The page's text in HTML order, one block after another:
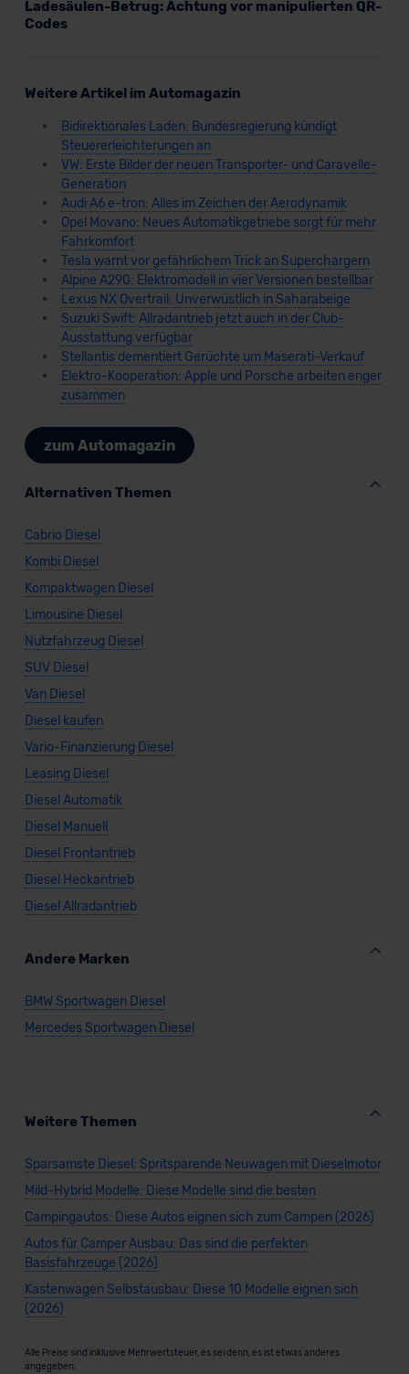
Ladesäulen-Betrug: Achtung vor manipulierten QR-
Codes
Weitere Artikel im Automagazin
Bidirektionales Laden: Bundesregierung kündigt
Steuererleichterungen an
VW: Erste Bilder der neuen Transporter- und Caravelle-
Generation
Audi A6 e-tron: Alles im Zeichen der Aerodynamik
Opel Movano: Neues Automatikgetriebe sorgt für mehr
Fahrkomfort
Tesla warnt vor gefährlichem Trick an Superchargern
Alpine A290: Elektromodell in vier Versionen bestellbar
Lexus NX Overtrail: Unverwüstlich in Saharabeige
Suzuki Swift: Allradantrieb jetzt auch in der Club-
Ausstattung verfügbar
Stellantis dementiert Gerüchte um Maserati-Verkauf
Elektro-Kooperation: Apple und Porsche arbeiten enger
zusammen
zum Automagazin
Alternativen Themen
Cabrio Diesel
Kombi Diesel
Kompaktwagen Diesel
Limousine Diesel
Nutzfahrzeug Diesel
SUV Diesel
Van Diesel
Diesel kaufen
Vario-Finanzierung Diesel
Leasing Diesel
Diesel Automatik
Diesel Manuell
Diesel Frontantrieb
Diesel Heckantrieb
Diesel Allradantrieb
Andere Marken
BMW Sportwagen Diesel
Mercedes Sportwagen Diesel
Weitere Themen
Sparsamste Diesel: Spritsparende Neuwagen mit Dieselmotor
Mild-Hybrid Modelle: Diese Modelle sind die besten
Campingautos: Diese Autos eignen sich zum Campen (2026)
Autos für Camper Ausbau: Das sind die perfekten
Basisfahrzeuge (2026)
Kastenwagen Selbstausbau: Diese 10 Modelle eignen sich
(2026)
Alle Preise sind inklusive Mehrwertsteuer, es sei denn, es ist etwas anderes
angegeben.